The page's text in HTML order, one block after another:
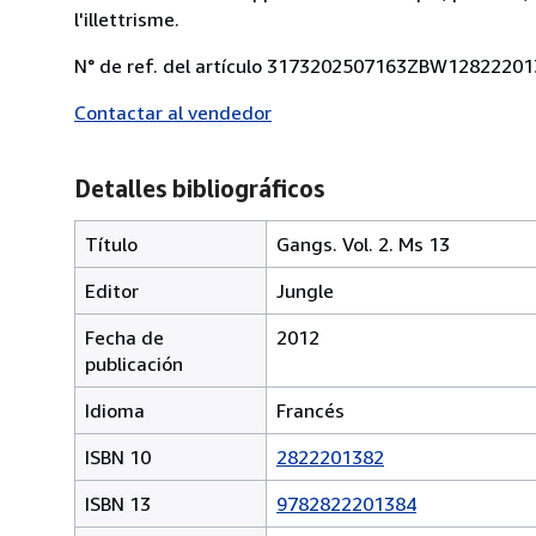
l'illettrisme.
N° de ref. del artículo
Contactar al vendedor
Detalles bibliográficos
Título
Gangs. Vol. 2. Ms 13
Editor
Jungle
Fecha de
publicación
2012
Idioma
Francés
ISBN 10
2822201382
ISBN 13
9782822201384